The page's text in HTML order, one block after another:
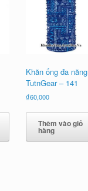
Khăn ống đa năng
TutnGear – 141
₫60,000
Thêm vào giỏ
hàng